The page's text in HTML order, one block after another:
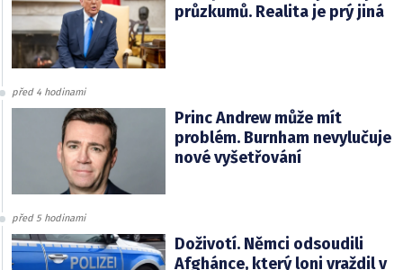
průzkumů. Realita je prý jiná
před 4 hodinami
Princ Andrew může mít
problém. Burnham nevylučuje
nové vyšetřování
před 5 hodinami
Doživotí. Němci odsoudili
Afghánce, který loni vraždil v